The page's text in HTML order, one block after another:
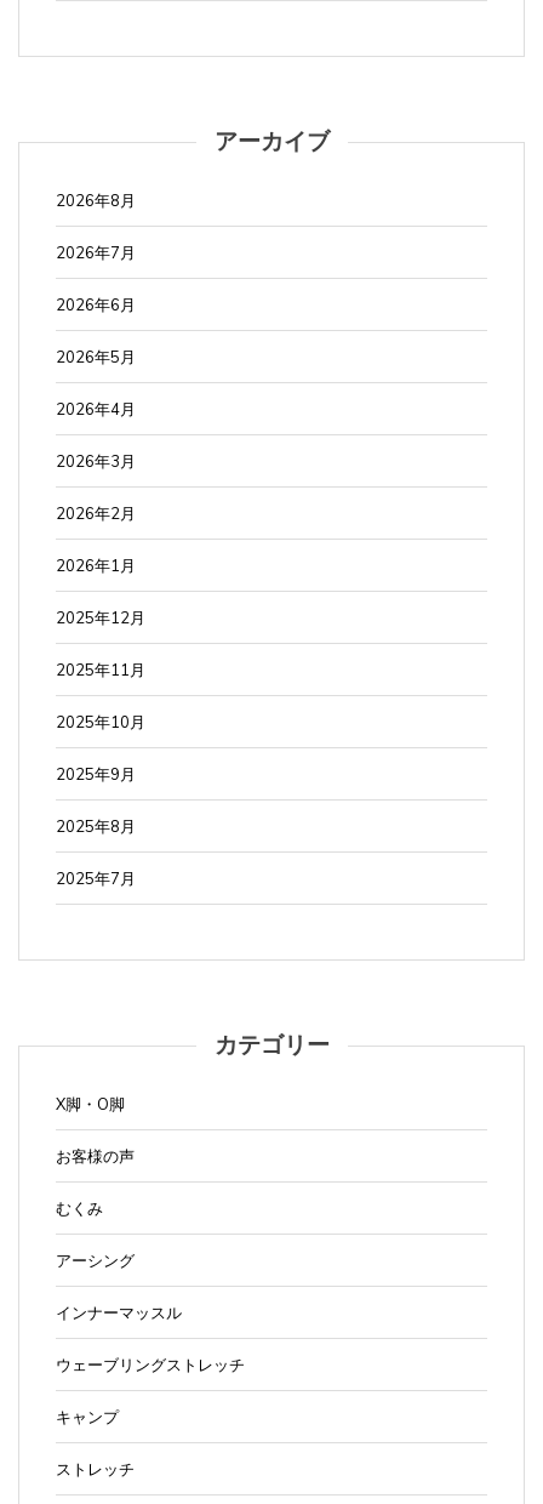
アーカイブ
2026年8月
2026年7月
2026年6月
2026年5月
2026年4月
2026年3月
2026年2月
2026年1月
2025年12月
2025年11月
2025年10月
2025年9月
2025年8月
2025年7月
カテゴリー
X脚・O脚
お客様の声
むくみ
アーシング
インナーマッスル
ウェーブリングストレッチ
キャンプ
ストレッチ